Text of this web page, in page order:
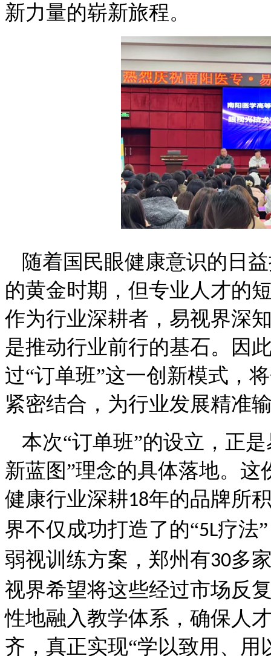
新力量的崭新旅程。
随着国民眼健康意识的日
的黄金时期，但专业人才的
作为行业深耕者，易视界深
是推动行业前行的基石。因
过“订单班”这一创新模式，
紧密结合，为行业发展精准
本次“订单班”的设立，正
新蓝图”理念的具体落地。
健康行业深耕18年的品牌所
界不仅成功打造了的“5L疗法
弱视训练方案，郑州有30多
视界希望将这些经过市场反
性地融入教学体系，确保人
齐，真正实现“学以致用、